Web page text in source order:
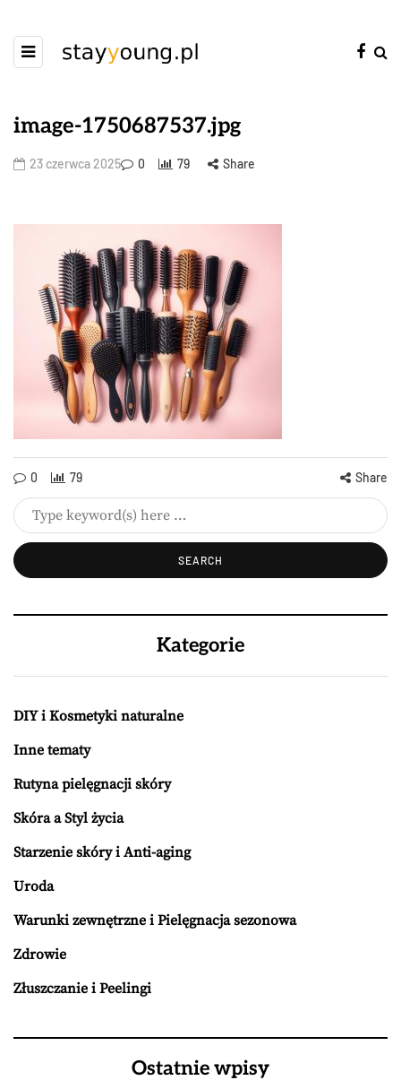
image-1750687537.jpg
23 czerwca 2025 0 79 Share
0 79 Share
Kategorie
DIY i Kosmetyki naturalne
Inne tematy
Rutyna pielęgnacji skóry
Skóra a Styl życia
Starzenie skóry i Anti-aging
Uroda
Warunki zewnętrzne i Pielęgnacja sezonowa
Zdrowie
Złuszczanie i Peelingi
Ostatnie wpisy